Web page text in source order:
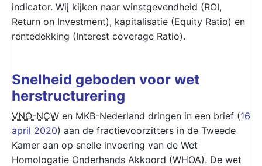
indicator. Wij kijken naar winstgevendheid (ROI,
Return on Investment), kapitalisatie (Equity Ratio) en
rentedekking (Interest coverage Ratio).
Snelheid geboden voor wet
herstructurering
VNO-NCW en MKB-Nederland dringen in een brief (16
april 2020) aan de fractievoorzitters in de Tweede
Kamer aan op snelle invoering van de Wet
Homologatie Onderhands Akkoord (WHOA). De wet